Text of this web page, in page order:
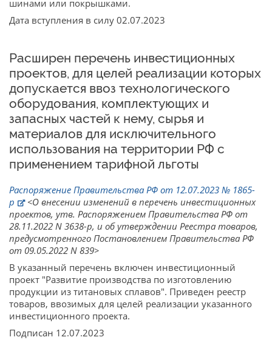
шинами или покрышками.
Дата вступления в силу 02.07.2023
Расширен перечень инвестиционных
проектов, для целей реализации которых
допускается ввоз технологического
оборудования, комплектующих и
запасных частей к нему, сырья и
материалов для исключительного
использования на территории РФ с
применением тарифной льготы
Распоряжение Правительства РФ от 12.07.2023 № 1865-
р
<О внесении изменений в перечень инвестиционных
проектов, утв. Распоряжением Правительства РФ от
28.11.2022 N 3638-р, и об утверждении Реестра товаров,
предусмотренного Постановлением Правительства РФ
от 09.05.2022 N 839>
В указанный перечень включен инвестиционный
проект "Развитие производства по изготовлению
продукции из титановых сплавов". Приведен реестр
товаров, ввозимых для целей реализации указанного
инвестиционного проекта.
Подписан 12.07.2023